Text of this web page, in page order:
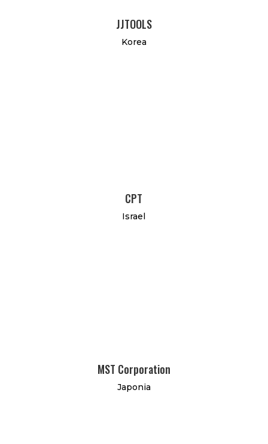
JJTOOLS
Korea
CPT
Israel
MST Corporation
Japonia